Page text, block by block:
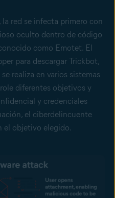
red se infecta primero con
oculto dentro de código
como Emotet. El
para descargar Trickbot,
realiza en varios sistemas
diferentes objetivos y
y credenciales
el ciberdelincuente
el objetivo elegido.